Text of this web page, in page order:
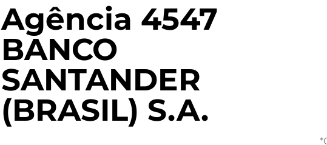
Agência 4547
BANCO
SANTANDER
(BRASIL) S.A.